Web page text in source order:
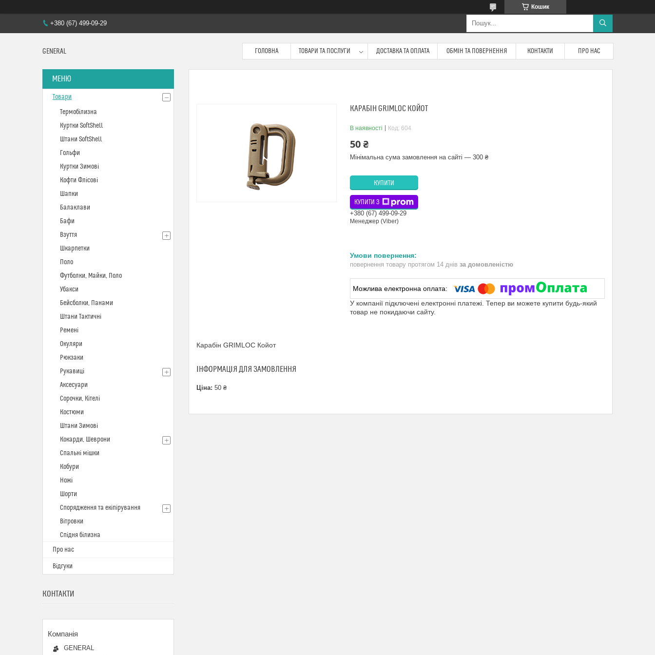
Кошик
+380 (67) 499-09-29
GENERAL ГОЛОВНА ТОВАРИ ТА ПОСЛУГИ ДОСТАВКА ТА ОПЛАТА ОБМІН ТА ПОВЕРНЕННЯ КОНТАКТИ ПРО НАС
КАРАБІН GRIMLOC КОЙОТ
В наявності Код: 604
50 ₴
Мінімальна сума замовлення на сайті — 300 ₴
КУПИТИ
КУПИТИ З
+380 (67) 499-09-29
Менеджер (Viber)
повернення товару протягом 14 днів за домовленістю
У компанії підключені електронні платежі. Тепер ви можете купити будь-який
товар не покидаючи сайту.
Карабін GRIMLOC Койот
ІНФОРМАЦІЯ ДЛЯ ЗАМОВЛЕННЯ
Ціна: 50 ₴
Товари
Термобілизна
Куртки SoftShell
Штани SoftShell
Гольфи
Куртки Зимові
Кофти Флісові
Шапки
Балаклави
Бафи
Взуття
Шкарпетки
Поло
Футболки, Майки, Поло
Убакси
Бейсболки, Панами
Штани Тактичні
Ремені
Окуляри
Рюкзаки
Рукавиці
Аксесуари
Сорочки, Кітелі
Костюми
Штани Зимові
Кокарди, Шеврони
Спальні мішки
Кобури
Ножі
Шорти
Спорядження та екіпірування
Вітровки
Спідня білизна
Про нас
Відгуки
КОНТАКТИ
GENERAL